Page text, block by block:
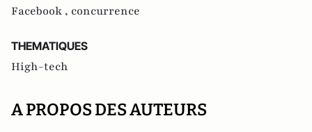
Facebook , concurrence
THEMATIQUES
High-tech
A PROPOS DES AUTEURS